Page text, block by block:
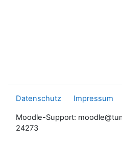
Datenschutz Impressum
Moodle-Support:
24273